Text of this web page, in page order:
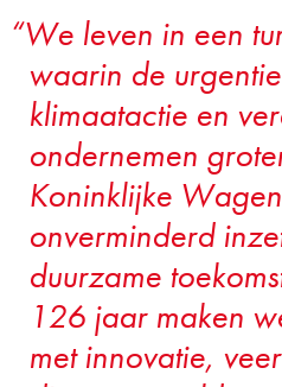
We leven in een
waarin de
klimaatactie en
ondernemen
Koninklijke
onverminderd
duurzame
126 jaar maken
met innovatie,